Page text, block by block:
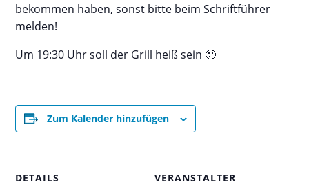
bekommen haben, sonst bitte beim Schriftführer
melden!
Um 19:30 Uhr soll der Grill heiß sein 🙂
Zum Kalender hinzufügen
DETAILS
VERANSTALTER